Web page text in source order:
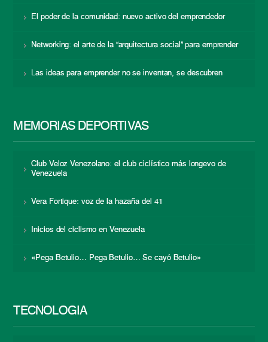
El poder de la comunidad: nuevo activo del emprendedor
Networking: el arte de la “arquitectura social” para emprender
Las ideas para emprender no se inventan, se descubren
MEMORIAS DEPORTIVAS
Club Veloz Venezolano: el club ciclístico más longevo de
Venezuela
Vera Fortique: voz de la hazaña del 41
Inicios del ciclismo en Venezuela
«Pega Betulio… Pega Betulio… Se cayó Betulio»
TECNOLOGÍA